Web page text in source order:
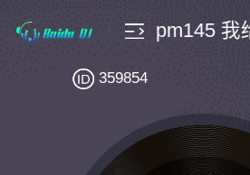
房Bounce $10 Bpm145 我
359854